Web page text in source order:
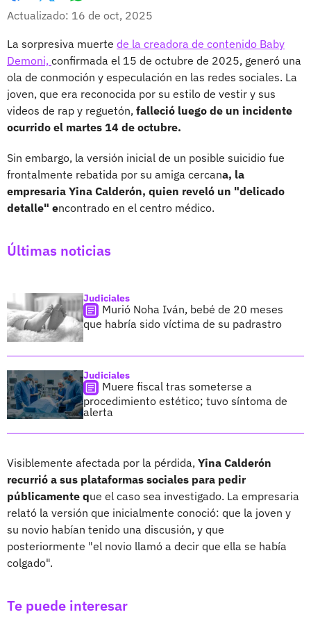
Facebook
X
Actualizado: 16 de oct, 2025
La sorpresiva muerte de la creadora de contenido Baby
Demoni, confirmada el 15 de octubre de 2025, generó una
ola de conmoción y especulación en las redes sociales. La
joven, que era reconocida por su estilo de vestir y sus
videos de rap y reguetón, falleció luego de un incidente
ocurrido el martes 14 de octubre.
Sin embargo, la versión inicial de un posible suicidio fue
frontalmente rebatida por su amiga cercana, la
empresaria Yina Calderón, quien reveló un "delicado
detalle" encontrado en el centro médico.
Últimas noticias
Judiciales
Murió Noha Iván, bebé de 20 meses
que habría sido víctima de su padrastro
Judiciales
Muere fiscal tras someterse a
procedimiento estético; tuvo síntoma de
alerta
Visiblemente afectada por la pérdida, Yina Calderón
recurrió a sus plataformas sociales para pedir
públicamente que el caso sea investigado. La empresaria
relató la versión que inicialmente conoció: que la joven y
su novio habían tenido una discusión, y que
posteriormente "el novio llamó a decir que ella se había
colgado".
Te puede interesar